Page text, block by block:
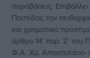
παραβάσεις.
Παστίδας την
και χρηματικό
άρθρο 14’ παρ. 2’
Φ.Α. Χρ. Αποστολάτο-